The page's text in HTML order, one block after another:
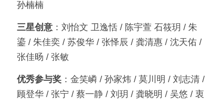
孙楠楠
三星创意 ：刘怡文 卫逸恬 / 陈宇萱 石筱玥 / 朱
鎏 / 朱佳奕 / 苏俊华 / 张怿辰 / 龚清惠 / 沈天佑 /
张佳旸 / 张敏
优秀参与奖 ：金笑嶙 / 孙家炜 / 莫川明 / 刘志清 /
顾登华 / 张宁 / 蔡一静 / 刘玥 / 龚晓明 / 吴悠 / 衷